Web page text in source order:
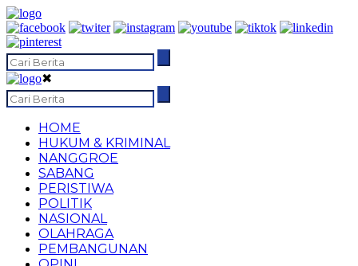
✖
HOME
HUKUM & KRIMINAL
NANGGROE
SABANG
PERISTIWA
POLITIK
NASIONAL
OLAHRAGA
PEMBANGUNAN